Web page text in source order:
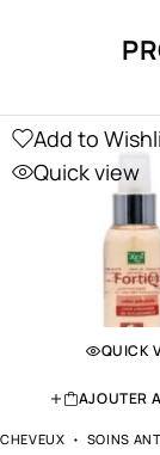
Add to
Quick view
QUICK
AJOUTER
CHEVEUX SOINS